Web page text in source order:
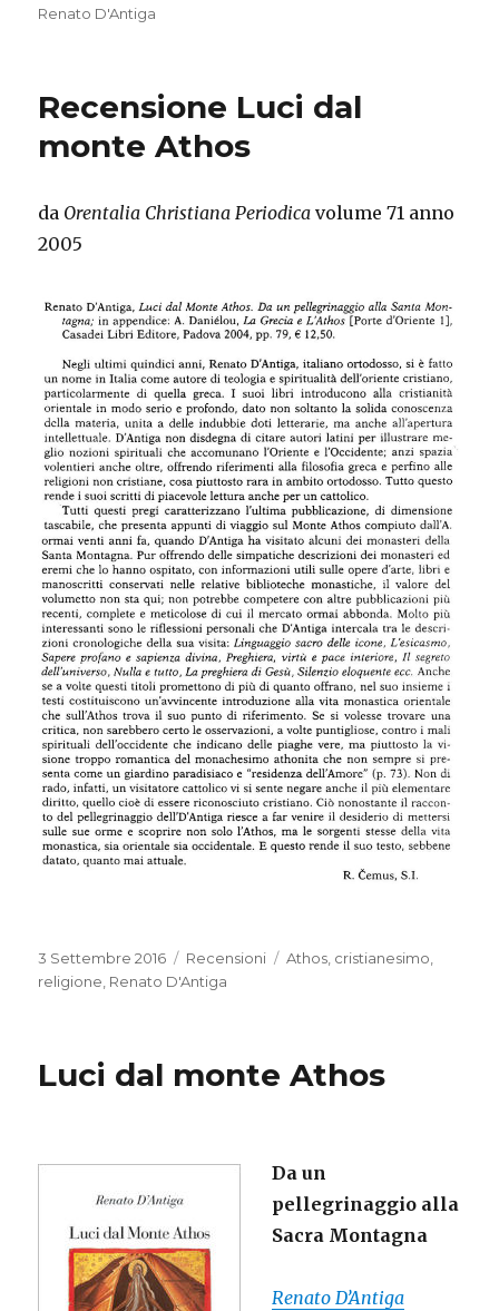
Renato D'Antiga
Recensione Luci dal
monte Athos
da Orentalia Christiana Periodica volume 71 anno
2005
Pubblicato
il
3 Settembre 2016 Categorie
Recensioni Tag
Athos, cristianesimo,
religione, Renato D'Antiga
Luci dal monte Athos
Da un
pellegrinaggio alla
Sacra Montagna
Renato D’Antiga